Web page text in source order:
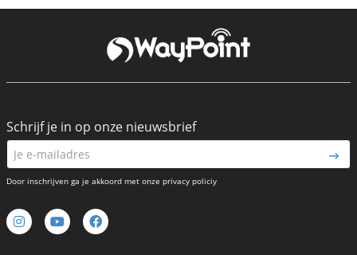
Schrijf je in op onze nieuwsbrief
Door inschrijven ga je akkoord met onze privacy policiy